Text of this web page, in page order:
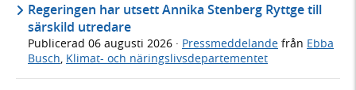
Regeringen har utsett Annika Stenberg Ryttge till
särskild utredare
Publicerad 06 augusti 2026 · Pressmeddelande från Ebba
Busch, Klimat- och näringslivsdepartementet